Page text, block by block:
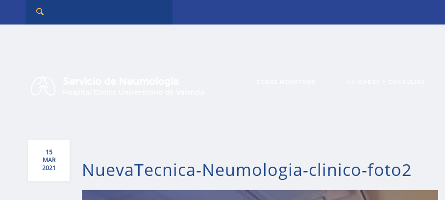
15
MAR
2021
NuevaTecnica-Neumologia-clinico-foto2